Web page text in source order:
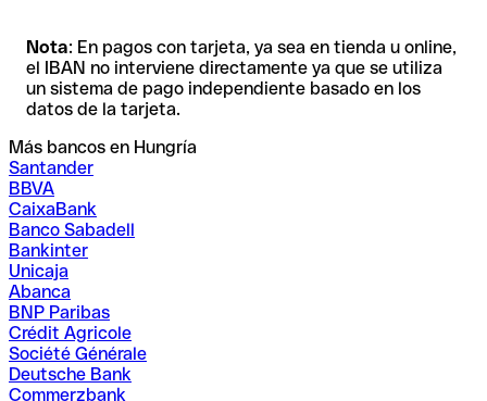
Nota: En pagos con tarjeta, ya sea en tienda u online,
el IBAN no interviene directamente ya que se utiliza
un sistema de pago independiente basado en los
datos de la tarjeta.
Más bancos en Hungría
Santander
BBVA
CaixaBank
Banco Sabadell
Bankinter
Unicaja
Abanca
BNP Paribas
Crédit Agricole
Société Générale
Deutsche Bank
Commerzbank